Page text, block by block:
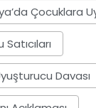
Çocuklara
Davası